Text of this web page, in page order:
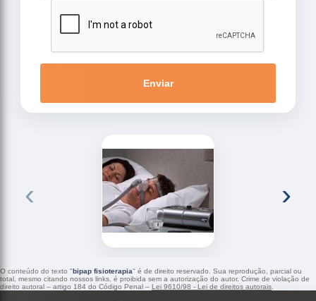
Enviar
‹ ›
O conteúdo do texto "bipap fisioterapia" é de direito reservado. Sua reprodução, parcial ou
total, mesmo citando nossos links, é proibida sem a autorização do autor. Crime de violação de
direito autoral – artigo 184 do Código Penal – Lei 9610/98 - Lei de direitos autorais